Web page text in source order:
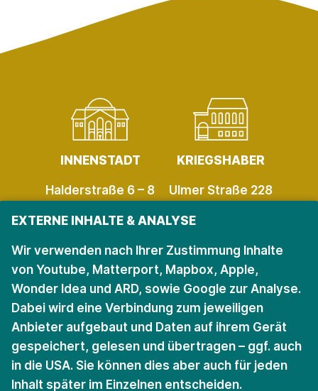
EXTERNE INHALTE & ANALYSE
Wir verwenden nach Ihrer Zustimmung Inhalte
von Youtube, Matterport, Mapbox, Apple,
Wonder Idea und ARD, sowie Google zur Analyse.
Dabei wird eine Verbindung zum jeweiligen
Anbieter aufgebaut und Daten auf ihrem Gerät
gespeichert, gelesen und übertragen – ggf. auch
in die USA. Sie können dies aber auch für jeden
Inhalt später im Einzelnen entscheiden.
INNENSTADT
Halderstraße 6 – 8
KRIEGSHABER
Ulmer Straße 228
Bleiben Sie auf dem
Laufenden.
Für den Newsletter anmelden